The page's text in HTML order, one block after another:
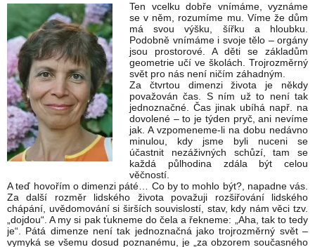
Ten vcelku dobře vnímáme, vyznáme
se v něm, rozumíme mu. Víme že dům
má svou výšku, šířku a hloubku.
Podobně vnímáme i svoje tělo – orgány
jsou prostorové. A děti se základům
geometrie učí ve školách. Trojrozměrný
svět pro nás není ničím záhadným.
Za čtvrtou dimenzi života je někdy
považován čas. S ním už to není tak
jednoznačné. Čas jinak ubíhá např. na
dovolené – to je týden pryč, ani nevíme
jak. A vzpomeneme-li na dobu nedávno
minulou, kdy jsme byli nuceni se
účastnit nezáživných schůzí, tam se
každá půlhodina zdála být celou
věčností.
A teď hovořím o dimenzi páté… Co by to mohlo být?, napadne vás.
Za další rozměr lidského života považuji rozšiřování lidského
chápání, uvědomování si širších souvislostí, stav, kdy nám věci tzv.
„dojdou“. A my si pak ťukneme do čela a řekneme: „Aha, tak to tedy
je“. Pátá dimenze není tak jednoznačná jako trojrozměrný svět –
vymyká se všemu dosud poznanému, je „za obzorem současného